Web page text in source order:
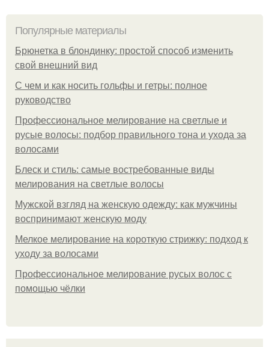
Популярные материалы
Брюнетка в блондинку: простой способ изменить
свой внешний вид
С чем и как носить гольфы и гетры: полное
руководство
Профессиональное мелирование на светлые и
русые волосы: подбор правильного тона и ухода за
волосами
Блеск и стиль: самые востребованные виды
мелирования на светлые волосы
Мужской взгляд на женскую одежду: как мужчины
воспринимают женскую моду
Мелкое мелирование на короткую стрижку: подход к
уходу за волосами
Профессиональное мелирование русых волос с
помощью чёлки